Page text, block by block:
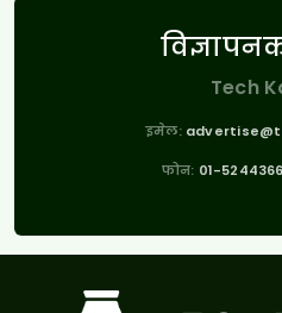
Tech
इमेल:
फोन: 01-